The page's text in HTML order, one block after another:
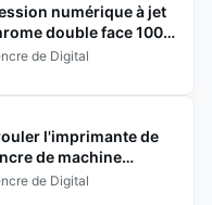
numérique à jet
double face 100
de Digital
l'imprimante de
de machine
de Digital